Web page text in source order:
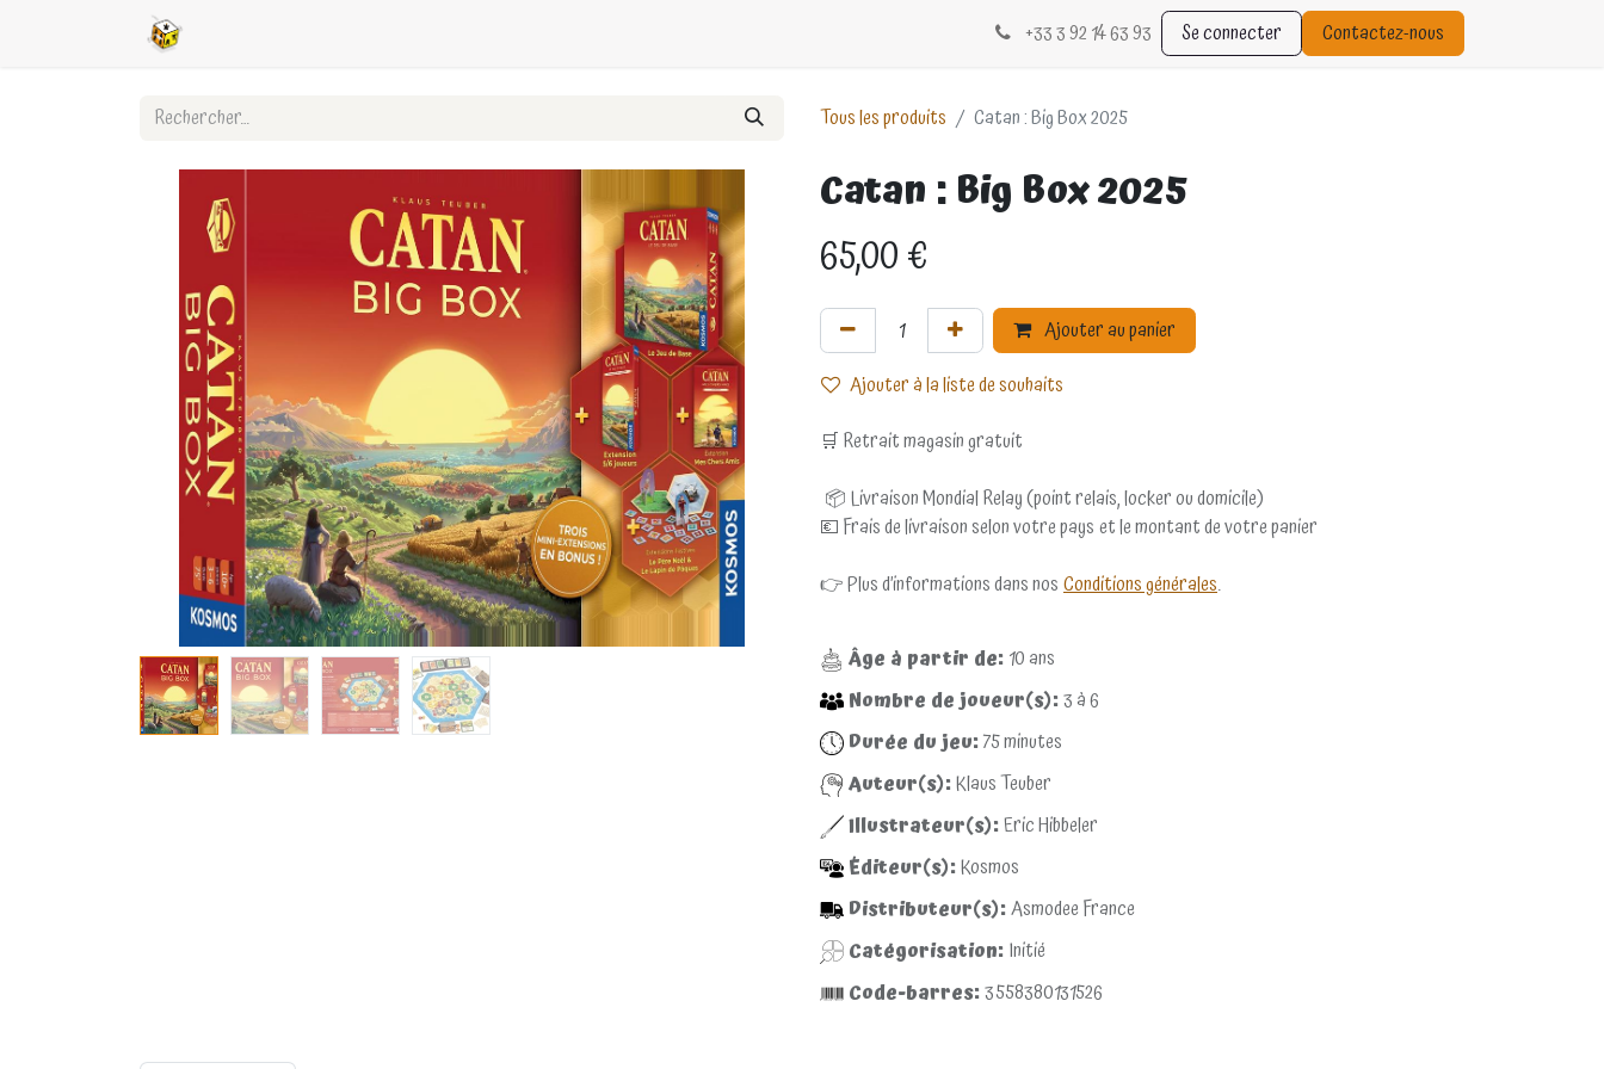
+33 3 92 14 63 93 Se connecter Contactez-nous
Tous les produits Catan : Big Box 2025
Catan : Big Box 2025
65,00€
Ajouter au panier
Ajouter à la liste de souhaits
🛒 Retrait magasin gratuit
📦 Livraison Mondial Relay (point relais, locker ou domicile)
💶 Frais de livraison selon votre pays et le montant de votre panier
👉 Plus d’informations dans nosConditions générales.
Âge à partir de:10ans
Nombre de joueur(s):3 à 6
Durée du jeu:75minutes
Auteur(s):Klaus Teuber
Illustrateur(s):Eric Hibbeler
Éditeur(s):Kosmos
Distributeur(s):Asmodee France
Catégorisation:Initié
Code-barres:3558380131526